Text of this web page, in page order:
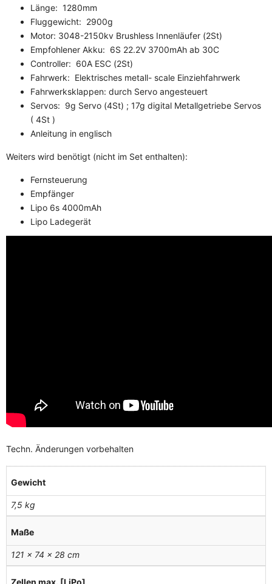
Länge: 1280mm
Fluggewicht: 2900g
Motor: 3048-2150kv Brushless Innenläufer (2St)
Empfohlener Akku: 6S 22.2V 3700mAh ab 30C
Controller: 60A ESC (2St)
Fahrwerk: Elektrisches metall- scale Einziehfahrwerk
Fahrwerksklappen: durch Servo angesteuert
Servos: 9g Servo (4St) ; 17g digital Metallgetriebe Servos
( 4St )
Anleitung in englisch
Weiters wird benötigt (nicht im Set enthalten):
Fernsteuerung
Empfänger
Lipo 6s 4000mAh
Lipo Ladegerät
Techn. Änderungen vorbehalten
Gewicht
7,5 kg
Maße
121 × 74 × 28 cm
Zellen max. [LiPo]